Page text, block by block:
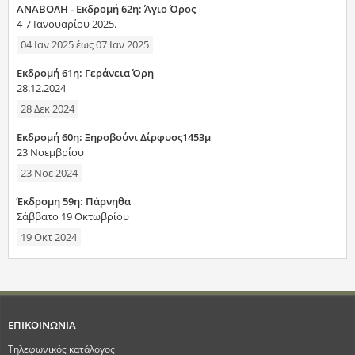
ANAΒΟΛΗ - Εκδρομή 62η: Άγιο Όρος
4-7 Ιανουαρίου 2025.
04 Ιαν 2025έως07 Ιαν 2025
Εκδρομή 61η: Γεράνεια Όρη
28.12.2024
28 Δεκ 2024
Εκδρομή 60η: Ξηροβούνι Δίρφυος1453μ
23 Νοεμβρίου
23 Νοε 2024
Έκδρομη 59η: Πάρνηθα
Σάββατο 19 Οκτωβρίου
19 Οκτ 2024
ΕΠΙΚΟΙΝΩΝΙΑ
Τηλεφωνικός κατάλογος